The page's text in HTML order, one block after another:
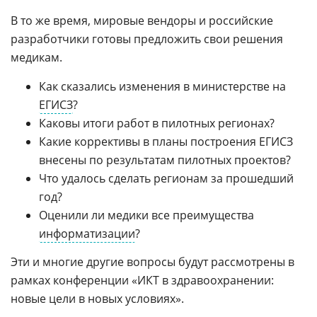
В то же время, мировые вендоры и российские
разработчики готовы предложить свои решения
медикам.
Как сказались изменения в министерстве на
ЕГИСЗ?
Каковы итоги работ в пилотных регионах?
Какие коррективы в планы построения ЕГИСЗ
внесены по результатам пилотных проектов?
Что удалось сделать регионам за прошедший
год?
Оценили ли медики все преимущества
информатизации?
Эти и многие другие вопросы будут рассмотрены в
рамках конференции «ИКТ в здравоохранении:
новые цели в новых условиях».